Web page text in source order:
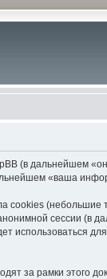
(в дальнейшем
«ваша
cookies (небольшие
сессии (в
использоваться
за рамки этого